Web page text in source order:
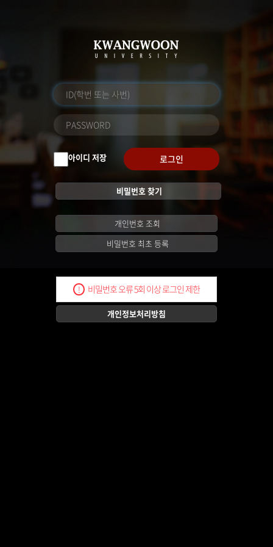
아이디 저장 로그인
비밀번호 찾기
개인번호 조회
비밀번호 최초 등록
! 비밀번호 오류 5회 이상 로그인 제한
개인정보처리방침